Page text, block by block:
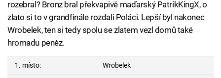
rozebral? Bronz bral překvapivě maďarský PatrikKingX, o
zlato si to v grandfinále rozdali Poláci. Lepší byl nakonec
Wrobelek, ten si tedy spolu se zlatem vezl domů také
hromadu peněz.
1. místo: Wrobelek